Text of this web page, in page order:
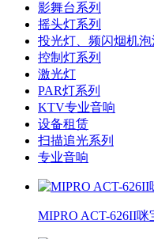
影舞台系列
摇头灯系列
投光灯、频闪烟机泡
控制灯系列
激光灯
PAR灯系列
KTV专业音响
设备租赁
扫描追光系列
专业音响
MIPRO ACT-626II